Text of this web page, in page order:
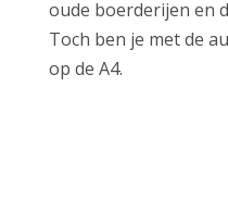
oude boerderijen en
Toch ben je met de
op de A4.